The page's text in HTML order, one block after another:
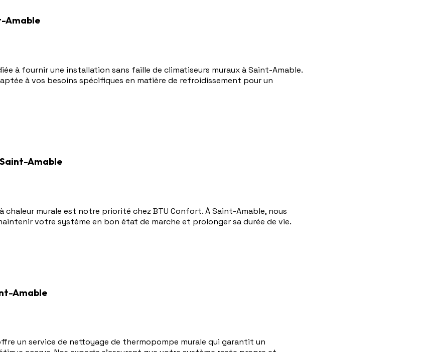
Amable
à fournir une installation sans faille de climatiseurs muraux à Saint-Amable.
à vos besoins spécifiques en matière de refroidissement pour un
Amable
murale est notre priorité chez BTU Confort. À Saint-Amable, nous
votre système en bon état de marche et prolonger sa durée de vie.
Amable
un service de nettoyage de thermopompe murale qui garantit un